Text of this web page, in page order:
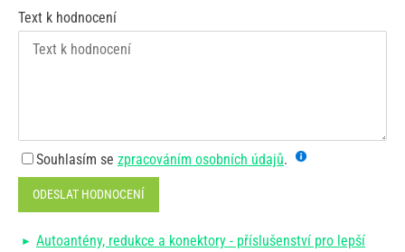
Text k hodnocení
Souhlasím se zpracováním osobních údajů.
ODESLAT HODNOCENÍ
Autoantény, redukce a konektory - příslušenství pro lepší